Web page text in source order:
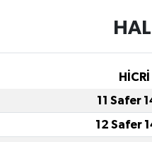
HİCRİ
11 Safer
12 Safer